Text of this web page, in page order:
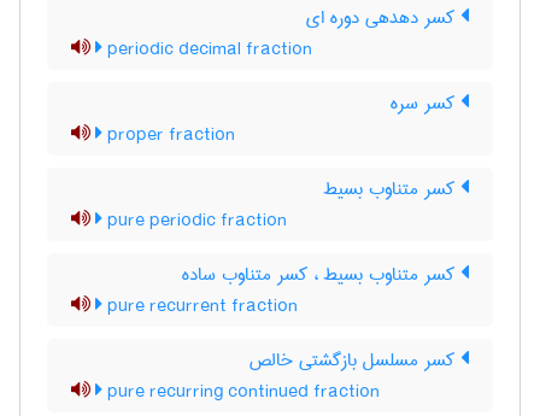
کسر دهدهی دوره ای
periodic decimal fraction
کسر سره
proper fraction
کسر متناوب بسیط
pure periodic fraction
کسر متناوب بسیط ، کسر متناوب ساده
pure recurrent fraction
کسر مسلسل بازگشتی خالص
pure recurring continued fraction